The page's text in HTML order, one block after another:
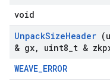
void
UnpackSizeHeader
& gx, uint8 t &
WEAVE_ERROR